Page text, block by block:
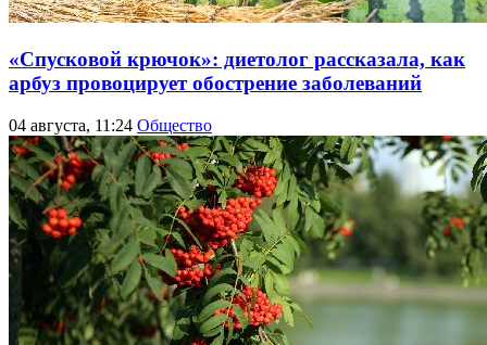
«Спусковой крючок»: диетолог рассказала, как
арбуз провоцирует обострение заболеваний
04 августа, 11:24 Общество